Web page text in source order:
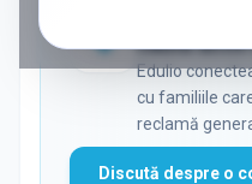
Vrei să
caută
Edulio
cu familiile
reclamă
Discută despre o